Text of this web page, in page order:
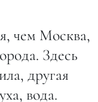
чем Москва,
Здесь
другая
вода.